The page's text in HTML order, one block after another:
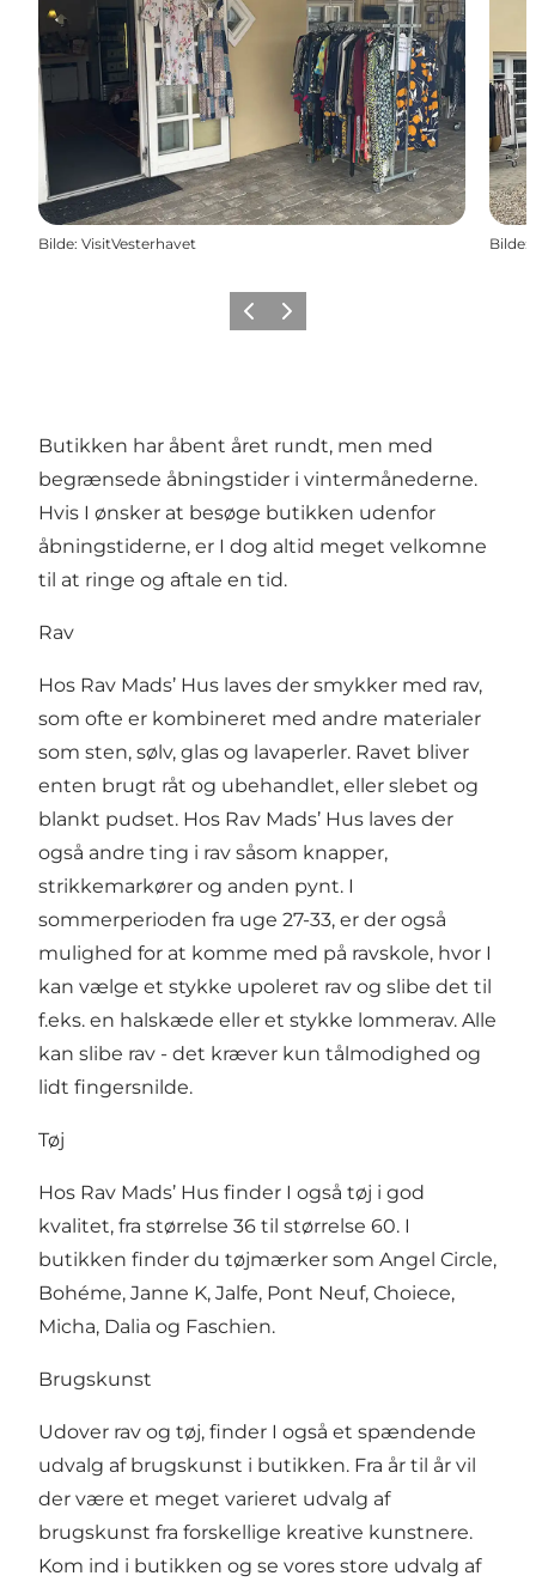
Bilde: VisitVesterhavet Bilde:
ForrigeNeste
Butikken har åbent året rundt, men med
begrænsede åbningstider i vintermånederne.
Hvis I ønsker at besøge butikken udenfor
åbningstiderne, er I dog altid meget velkomne
til at ringe og aftale en tid.
Rav
Hos Rav Mads’ Hus laves der smykker med rav,
som ofte er kombineret med andre materialer
som sten, sølv, glas og lavaperler. Ravet bliver
enten brugt råt og ubehandlet, eller slebet og
blankt pudset. Hos Rav Mads’ Hus laves der
også andre ting i rav såsom knapper,
strikkemarkører og anden pynt. I
sommerperioden fra uge 27-33, er der også
mulighed for at komme med på ravskole, hvor I
kan vælge et stykke upoleret rav og slibe det til
f.eks. en halskæde eller et stykke lommerav. Alle
kan slibe rav - det kræver kun tålmodighed og
lidt fingersnilde.
Tøj
Hos Rav Mads’ Hus finder I også tøj i god
kvalitet, fra størrelse 36 til størrelse 60. I
butikken finder du tøjmærker som Angel Circle,
Bohéme, Janne K, Jalfe, Pont Neuf, Choiece,
Micha, Dalia og Faschien.
Brugskunst
Udover rav og tøj, finder I også et spændende
udvalg af brugskunst i butikken. Fra år til år vil
der være et meget varieret udvalg af
brugskunst fra forskellige kreative kunstnere.
Kom ind i butikken og se vores store udvalg af